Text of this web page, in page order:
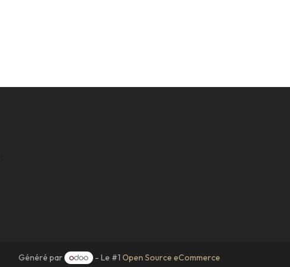
Généré par - Le #1 Open Source eCommerce